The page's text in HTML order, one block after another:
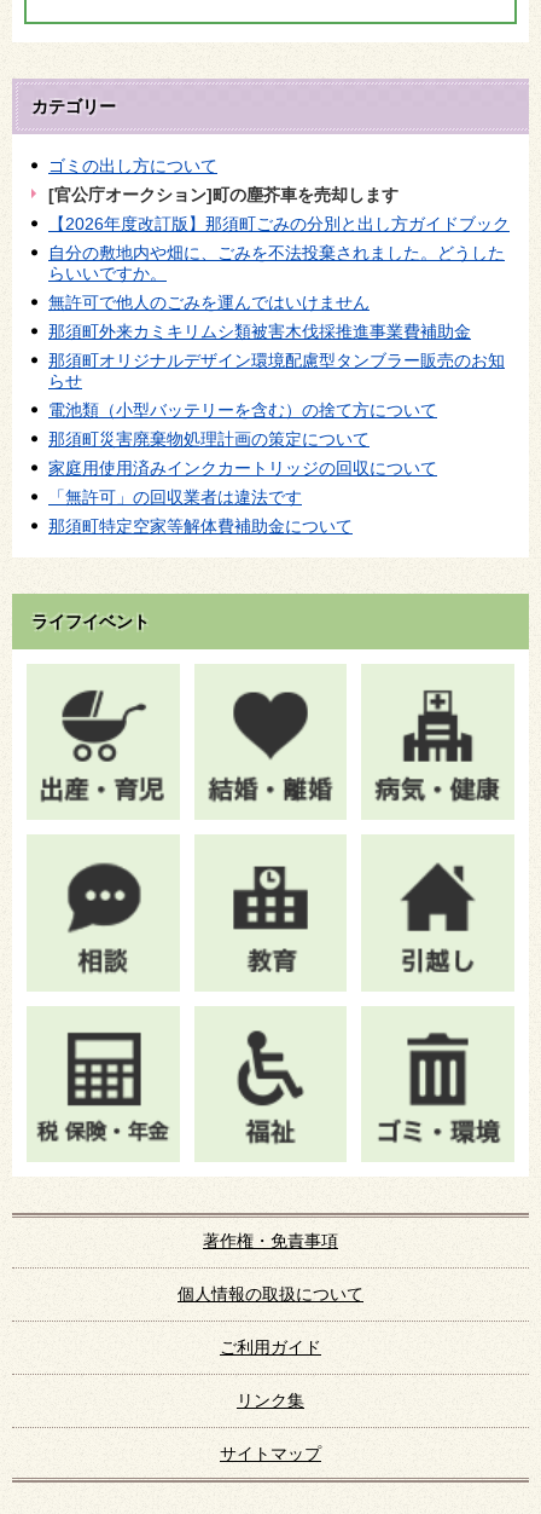
カテゴリー
ゴミの出し方について
[官公庁オークション]町の塵芥車を売却します
【2026年度改訂版】那須町ごみの分別と出し方ガイドブック
自分の敷地内や畑に、ごみを不法投棄されました。どうした
らいいですか。
無許可で他人のごみを運んではいけません
那須町外来カミキリムシ類被害木伐採推進事業費補助金
那須町オリジナルデザイン環境配慮型タンブラー販売のお知
らせ
電池類（小型バッテリーを含む）の捨て方について
那須町災害廃棄物処理計画の策定について
家庭用使用済みインクカートリッジの回収について
「無許可」の回収業者は違法です
那須町特定空家等解体費補助金について
ライフイベント
著作権・免責事項
個人情報の取扱について
ご利用ガイド
リンク集
サイトマップ